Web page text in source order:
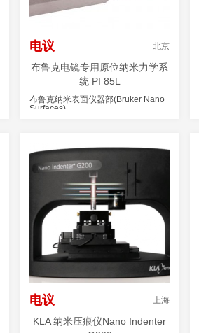
电议 北京
布鲁克电镜专用原位纳米力学系
统 PI 85L
布鲁克纳米表面仪器部(Bruker Nano
Surfaces)
电议 上海
KLA 纳米压痕仪Nano Indenter